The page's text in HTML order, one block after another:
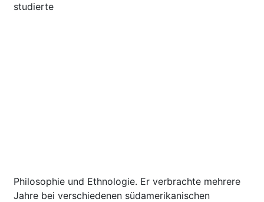
studierte
Philosophie und Ethnologie. Er verbrachte mehrere
Jahre bei verschiedenen südamerikanischen